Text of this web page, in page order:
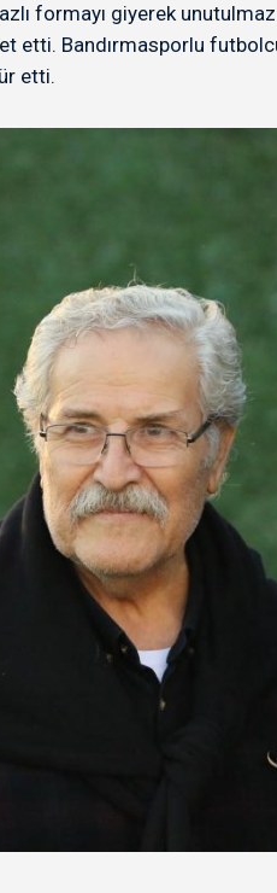
formayı giyerek
etti. Bandırmasporlu
etti.